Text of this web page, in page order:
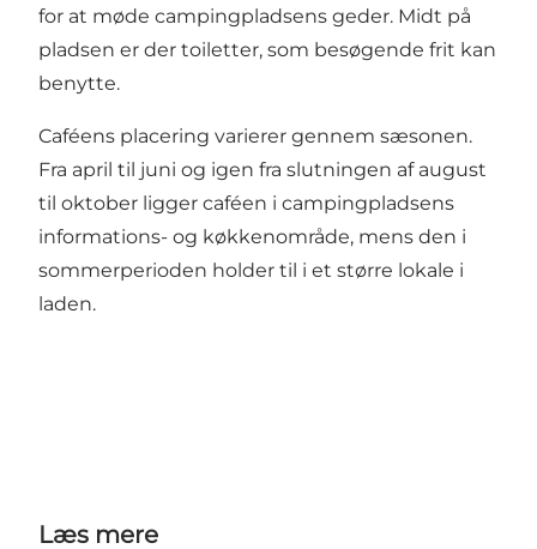
for at møde campingpladsens geder. Midt på
pladsen er der toiletter, som besøgende frit kan
benytte.
Caféens placering varierer gennem sæsonen.
Fra april til juni og igen fra slutningen af august
til oktober ligger caféen i campingpladsens
informations- og køkkenområde, mens den i
sommerperioden holder til i et større lokale i
laden.
Læs mere